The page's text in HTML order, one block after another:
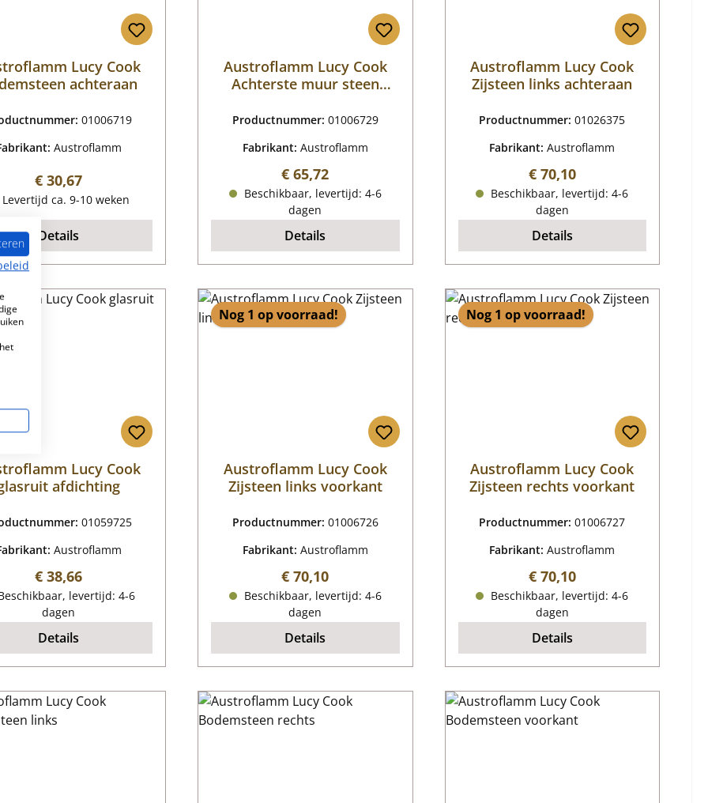
Lucy Cook
achteraan
01006719
Austroflamm
Normale prijs:
€ 30,67
Levertijd ca. 9-10 weken
Details
Austroflamm Lucy Cook
Achterste muur steen
Productnummer: 01006729
Fabrikant: Austroflamm
Normale prijs:
€ 65,72
Beschikbaar, levertijd: 4-6
dagen
Details
Austroflamm Lucy Cook
Zijsteen links achteraan
Productnummer:01026375
Fabrikant:Austroflamm
Normale prijs:
€ 70,10
Beschikbaar, levertijd: 4-6
dagen
Details
Lucy Cook
afdichting
01059725
Austroflamm
Normale prijs:
€ 38,66
levertijd: 4-6
dagen
Details
Nog 1 op voorraad!
Austroflamm Lucy Cook
Zijsteen links voorkant
Productnummer: 01006726
Fabrikant: Austroflamm
Normale prijs:
€ 70,10
Beschikbaar, levertijd: 4-6
dagen
Details
Nog 1 op voorraad!
Austroflamm Lucy Cook
Zijsteen rechts voorkant
Productnummer:01006727
Fabrikant:Austroflamm
Normale prijs:
€ 70,10
Beschikbaar, levertijd: 4-6
dagen
Details